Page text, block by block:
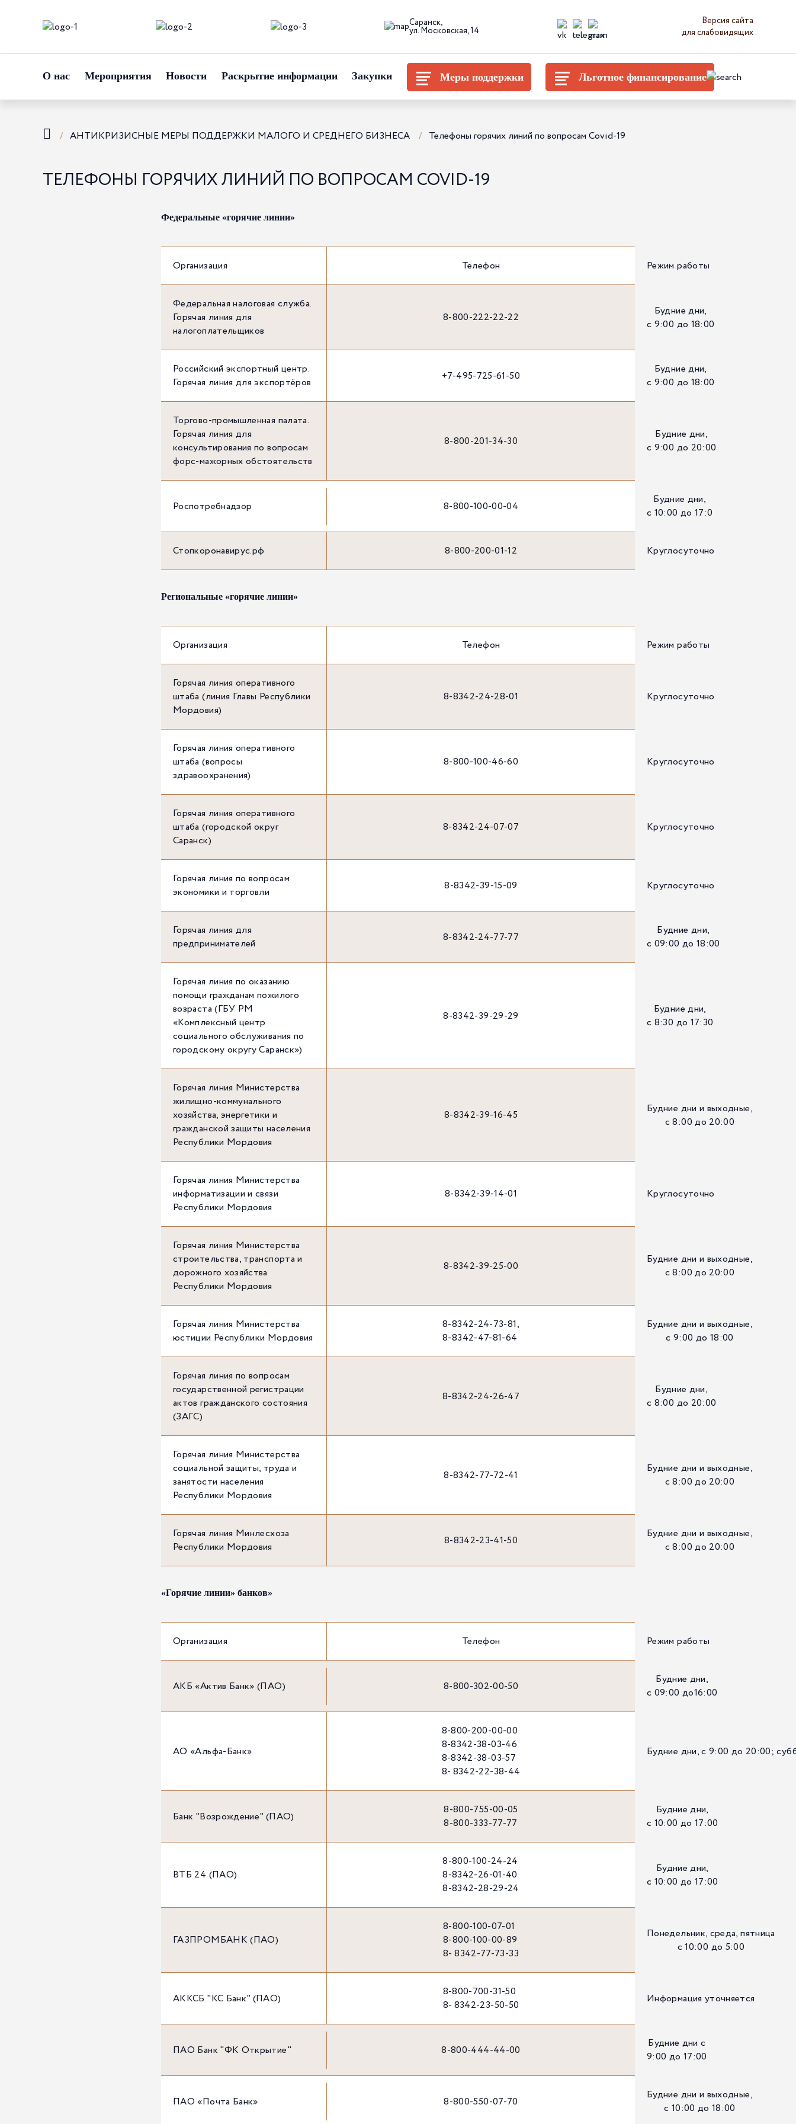
Саранск,
ул. Московская, 14
Версия сайта
для слабовидящих
О нас Мероприятия Новости Раскрытие информации Закупки Меры поддержки Льготное финансирование
АНТИКРИЗИСНЫЕ МЕРЫ ПОДДЕРЖКИ МАЛОГО И СРЕДНЕГО БИЗНЕСА Телефоны горячих линий по вопросам Covid-19
ТЕЛЕФОНЫ ГОРЯЧИХ ЛИНИЙ ПО ВОПРОСАМ COVID-19
Федеральные «горячие линии»
Организация Телефон Режим работы
Федеральная налоговая служба.
Горячая линия для
налогоплательщиков
8-800-222-22-22
Будние дни,
с 9:00 до 18:00
Российский экспортный центр.
Горячая линия для экспортёров
+7-495-725-61-50
Будние дни,
с 9:00 до 18:00
Торгово-промышленная палата.
Горячая линия для
консультирования по вопросам
форс-мажорных обстоятельств
8-800-201-34-30
Будние дни,
с 9:00 до 20:00
Роспотребнадзор 8-800-100-00-04
Будние дни,
с 10:00 до 17:0
Стопкоронавирус.рф 8-800-200-01-12 Круглосуточно
Региональные «горячие линии»
Организация Телефон Режим работы
Горячая линия оперативного
штаба (линия Главы Республики
Мордовия)
8-8342-24-28-01 Круглосуточно
Горячая линия оперативного
штаба (вопросы
здравоохранения)
8-800-100-46-60 Круглосуточно
Горячая линия оперативного
штаба (городской округ
Саранск)
8-8342-24-07-07 Круглосуточно
Горячая линия по вопросам
экономики и торговли
8-8342-39-15-09 Круглосуточно
Горячая линия для
предпринимателей
8-8342-24-77-77
Будние дни,
с 09:00 до 18:00
Горячая линия по оказанию
помощи гражданам пожилого
возраста (ГБУ РМ
«Комплексный центр
социального обслуживания по
городскому округу Саранск»)
8-8342-39-29-29
Будние дни,
с 8:30 до 17:30
Горячая линия Министерства
жилищно-коммунального
хозяйства, энергетики и
гражданской защиты населения
Республики Мордовия
8-8342-39-16-45
Будние дни и выходные,
с 8:00 до 20:00
Горячая линия Министерства
информатизации и связи
Республики Мордовия
8-8342-39-14-01 Круглосуточно
Горячая линия Министерства
строительства, транспорта и
дорожного хозяйства
Республики Мордовия
8-8342-39-25-00
Будние дни и выходные,
с 8:00 до 20:00
Горячая линия Министерства
юстиции Республики Мордовия
8-8342-24-73-81,
8-8342-47-81-64
Будние дни и выходные,
с 9:00 до 18:00
Горячая линия по вопросам
государственной регистрации
актов гражданского состояния
(ЗАГС)
8-8342-24-26-47
Будние дни,
с 8:00 до 20:00
Горячая линия Министерства
социальной защиты, труда и
занятости населения
Республики Мордовия
8-8342-77-72-41
Будние дни и выходные,
с 8:00 до 20:00
Горячая линия Минлесхоза
Республики Мордовия
8-8342-23-41-50
Будние дни и выходные,
с 8:00 до 20:00
«Горячие линии» банков»
Организация Телефон Режим работы
АКБ «Актив Банк» (ПАО) 8-800-302-00-50
Будние дни,
с 09:00 до16:00
АО «Альфа-Банк»
8-800-200-00-00
8-8342-38-03-46
8-8342-38-03-57
8- 8342-22-38-44
Будние дни, с 9:00 до 20:00;
Банк "Возрождение" (ПАО)
8-800-755-00-05
8-800-333-77-77
Будние дни,
с 10:00 до 17:00
ВТБ 24 (ПАО)
8-800-100-24-24
8-8342-26-01-40
8-8342-28-29-24
Будние дни,
с 10:00 до 17:00
ГАЗПРОМБАНК (ПАО)
8-800-100-07-01
8-800-100-00-89
8- 8342-77-73-33
Понедельник, среда, пятница
с 10:00 до 5:00
АККСБ "КС Банк" (ПАО)
8-800-700-31-50
8- 8342-23-50-50
Информация уточняется
ПАО Банк "ФК Открытие" 8-800-444-44-00
Будние дни с
9:00 до 17:00
ПАО «Почта Банк» 8-800-550-07-70
Будние дни и выходные,
с 10:00 до 18:00